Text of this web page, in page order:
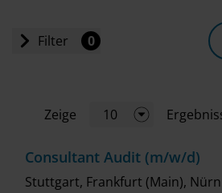
Filter 0
Standort
Zeige 10
Consultant Audit (m/w/d)
Stuttgart, Frankfurt (Main),